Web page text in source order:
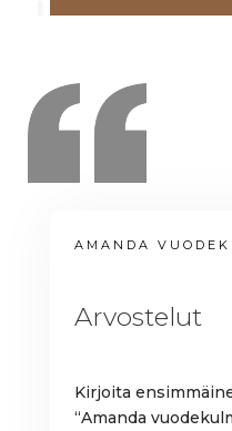
AMANDA
Arvostelut
Kirjoita
“Amanda